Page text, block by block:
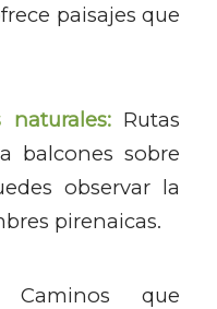
paisajes que
naturales:Rutas
balcones sobre
observar la
pirenaicas.
Caminos que